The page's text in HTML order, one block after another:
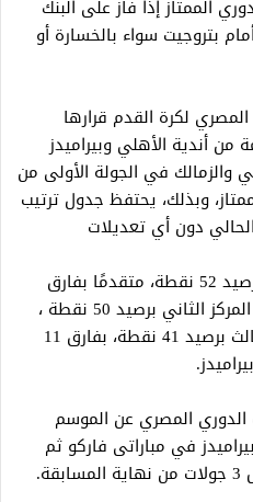
الممتاز إذا فاز على البنك
بتروجيت سواء بالخسارة أو
لكرة القدم قرارها
أندية الأهلي وبيراميدز
والزمالك في الجولة الأولى من
وبذلك، يحتفظ جدول ترتيب
دون أي تعديلات
ويتصدر الأهلي جدول الترتيب برصيد 52 نقطة، متقدمًا بفارق
نقطتين عن بيراميدز الذي يحتل المركز الثاني برصيد 50 نقطة ،
فيما يحل الزمالك في المركز الثالث برصيد 41 نقطة، بفارق 11
المصري عن الموسم
هزيمة بيراميدز في مباراتى فاركو ثم